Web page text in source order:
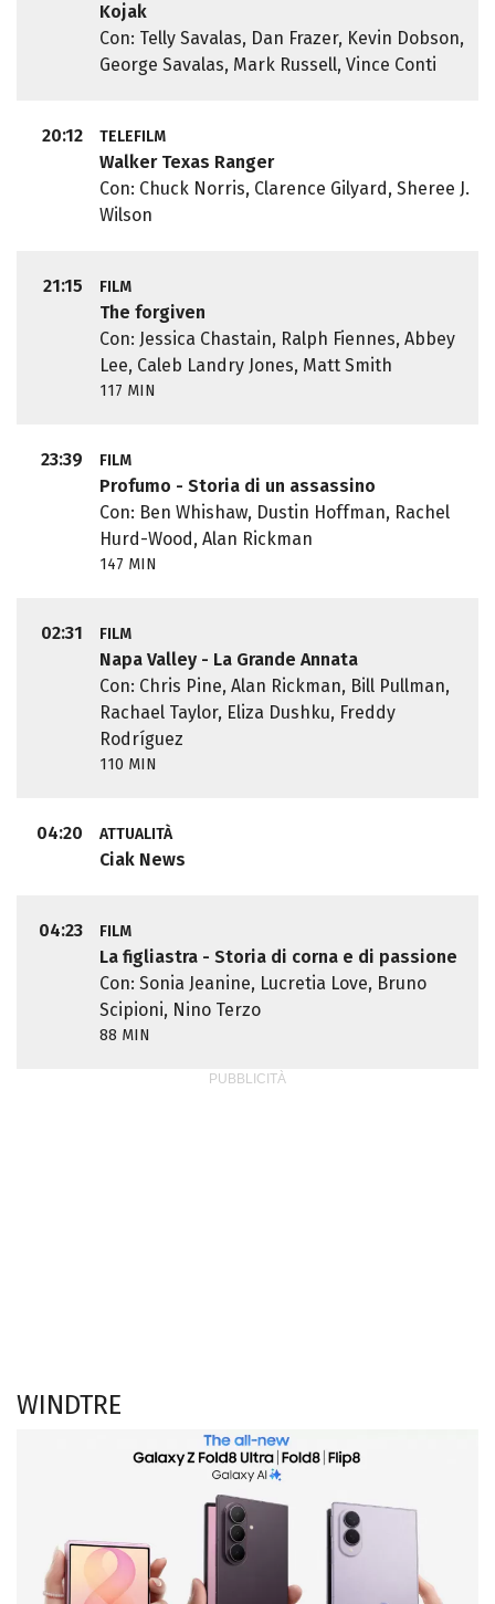
Kojak
Con: Telly Savalas, Dan Frazer, Kevin Dobson,
George Savalas, Mark Russell, Vince Conti
20:12 TELEFILM
Walker Texas Ranger
Con: Chuck Norris, Clarence Gilyard, Sheree J.
Wilson
21:15 FILM
The forgiven
Con: Jessica Chastain, Ralph Fiennes, Abbey
Lee, Caleb Landry Jones, Matt Smith
117 MIN
23:39 FILM
Profumo - Storia di un assassino
Con: Ben Whishaw, Dustin Hoffman, Rachel
Hurd-Wood, Alan Rickman
147 MIN
02:31 FILM
Napa Valley - La Grande Annata
Con: Chris Pine, Alan Rickman, Bill Pullman,
Rachael Taylor, Eliza Dushku, Freddy
Rodríguez
110 MIN
04:20 ATTUALITÀ
Ciak News
04:23 FILM
La figliastra - Storia di corna e di passione
Con: Sonia Jeanine, Lucretia Love, Bruno
Scipioni, Nino Terzo
88 MIN
WINDTRE